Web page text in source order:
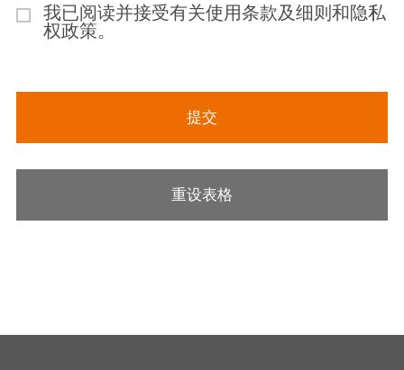
我已阅读并接受有关使用条款及细则和隐私
权政策。
提交
重设表格